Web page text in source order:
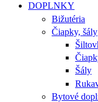
DOPLNKY
Bižutéria
Čiapky, šály
Šály
Bytové